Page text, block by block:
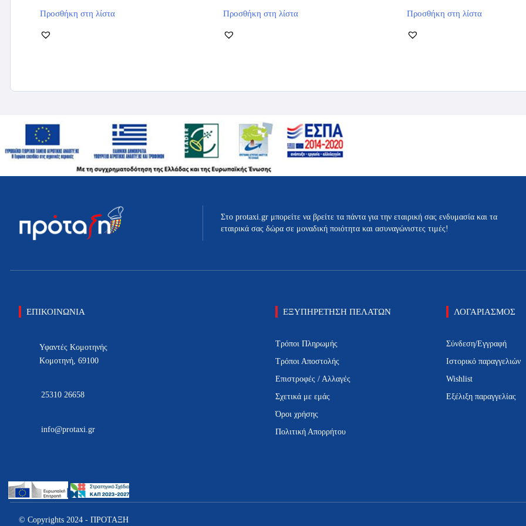
Προσθήκη στη λίστατο
επιλογές
επιλεγούν
στη
σελίδα
προϊόντος
Προσθήκη στη λίστατο
επιλογές
επιλεγούν
στη
σελίδα
προϊόντος
Προσθήκη στη λίστατο
επιλογές
προϊόντος
Στο protaxi.gr μπορείτε να βρείτε τα πάντα για την εταιρική σας ενδυμασία και τα
εταιρικά σας δώρα σε μοναδική ποιότητα και ασυναγώνιστες τιμές!
ΕΠΙΚΟΙΝΩΝΙΑ
Υφαντές Κομοτηνής
Κομοτηνή, 69100
25310 26658
info@protaxi.gr
ΕΞΥΠΗΡΕΤΗΣΗ ΠΕΛΑΤΩΝ
Τρόποι Πληρωμής
Τρόποι Αποστολής
Επιστροφές / Αλλαγές
Σχετικά με εμάς
Όροι χρήσης
Πολιτική Απορρήτου
ΛΟΓΑΡΙΑΣΜΟΣ
Σύνδεση/Εγγραφή
Ιστορικό παραγγελιών
Wishlist
Εξέλιξη παραγγελίας
© Copyrights 2024 - ΠΡΟΤΑΞΗ